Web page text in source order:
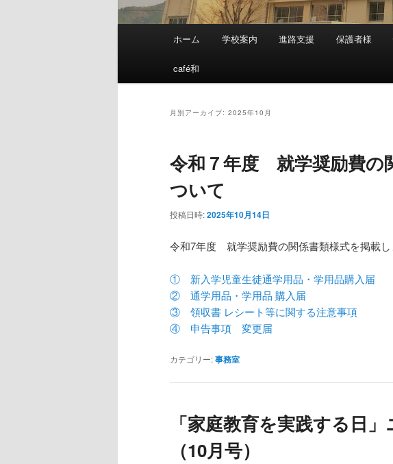
メ
メ
イ
ン
ン
テ
ン
ツ
へ
サ
ブ
コ
テ
ン
ツ
へ
移
ホーム 学校案内 進路支援 保護者様
café和
月別アーカイブ: 2025年10月
令和７年度 就学奨励費の
ついて
投稿日時:2025年10月14日
令和7年度 就学奨励費の関係書類様式を掲載し
① 新入学児童生徒通学用品・学用品購入届
② 通学用品・学用品 購入届
③ 領収書 レシート等に関する注意事項
④ 申告事項 変更届
カテゴリー:事務室
「家庭教育を実践する日
（10月号）